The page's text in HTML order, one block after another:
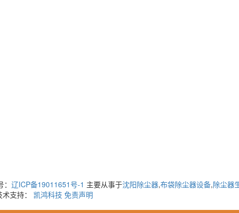
辽ICP备19011651号-1 主要从事于沈阳除尘器,布袋除尘器设备,除尘器
术支持： 凯鸿科技 免责声明